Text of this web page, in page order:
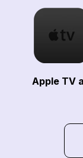
Apple TV